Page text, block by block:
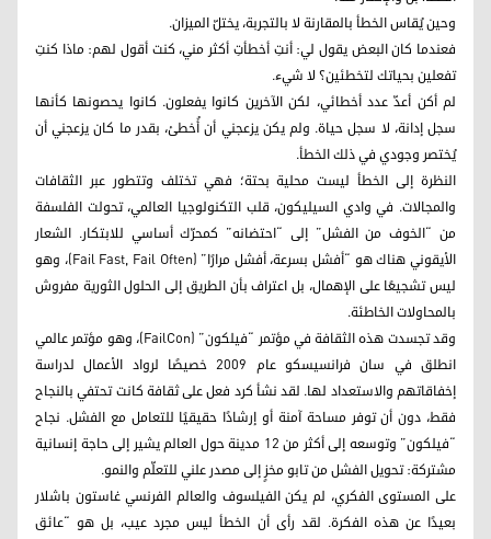
وحين يُقاس الخطأ بالمقارنة لا بالتجربة، يختلّ الميزان.
فعندما كان البعض يقول لي: أنتِ أخطأتِ أكثر مني، كنت أقول لهم: ماذا كنتِ
تفعلين بحياتك لتخطئين؟ لا شيء.
لم أكن أعدّ عدد أخطائي، لكن الآخرين كانوا يفعلون. كانوا يحصونها كأنها
سجل إدانة، لا سجل حياة. ولم يكن يزعجني أن أُخطئ، بقدر ما كان يزعجني أن
يُختصر وجودي في ذلك الخطأ.
النظرة إلى الخطأ ليست محلية بحتة؛ فهي تختلف وتتطور عبر الثقافات
والمجالات. في وادي السيليكون، قلب التكنولوجيا العالمي، تحولت الفلسفة
من “الخوف من الفشل” إلى “احتضانه” كمحرّك أساسي للابتكار. الشعار
الأيقوني هناك هو “أفشل بسرعة، أفشل مرارًا” (Fail Fast, Fail Often)، وهو
ليس تشجيعًا على الإهمال، بل اعتراف بأن الطريق إلى الحلول الثورية مفروش
بالمحاولات الخاطئة.
وقد تجسدت هذه الثقافة في مؤتمر “فيلكون” (FailCon)، وهو مؤتمر عالمي
انطلق في سان فرانسيسكو عام 2009 خصيصًا لرواد الأعمال لدراسة
إخفاقاتهم والاستعداد لها. لقد نشأ كرد فعل على ثقافة كانت تحتفي بالنجاح
فقط، دون أن توفر مساحة آمنة أو إرشادًا حقيقيًا للتعامل مع الفشل. نجاح
“فيلكون” وتوسعه إلى أكثر من 12 مدينة حول العالم يشير إلى حاجة إنسانية
مشتركة: تحويل الفشل من تابو مخزٍ إلى مصدر علني للتعلّم والنمو.
على المستوى الفكري، لم يكن الفيلسوف والعالم الفرنسي غاستون باشلار
بعيدًا عن هذه الفكرة. لقد رأى أن الخطأ ليس مجرد عيب، بل هو “عائق